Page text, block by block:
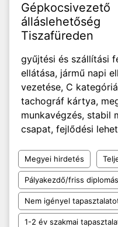
Gépkocsivezető
álláslehetőség
Tiszafüreden
gyűjtési és szállítási
ellátása, jármű napi
vezetése, C
tachográf kártya,
munkavégzés, stabil
csapat, fejlődési
Megyei hirdetés
Pályakezdő/friss diplomás
Nem igényel
1-2 év szakmai